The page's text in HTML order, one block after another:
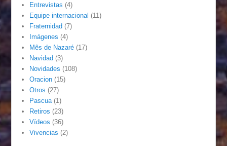
Entrevistas (4)
Equipe internacional (11)
Fraternidad (7)
Imágenes (4)
Mês de Nazaré (17)
Navidad (3)
Novidades (108)
Oracion (15)
Otros (27)
Pascua (1)
Retiros (23)
Vídeos (36)
Vivencias (2)